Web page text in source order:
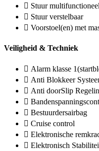
Stuur multifunctioneel
Stuur verstelbaar
Voorstoel(en) met
Veiligheid & Techniek
Alarm klasse
Anti Blokkeer
Anti doorSlip
Bestuurdersairbag
Cruise control
Elektronische
Elektronisch